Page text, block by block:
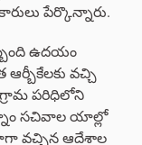
పేర్కొన్నారు.
ఉదయం
వచ్చి
పరిధిలోని
సచివాల యాల్లో
వచ్చిన ఆదేశాల